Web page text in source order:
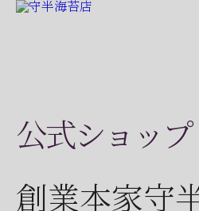
公式ショップ
創業本家守